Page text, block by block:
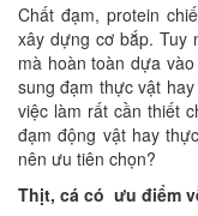
Chất đạm, protein
xây dựng cơ bắp. Tuy
mà hoàn toàn dựa
sung đạm thực vật
việc làm rất cần thiết
đạm động vật hay
nên ưu tiên chọn?
Thịt, cá có ưu điểm